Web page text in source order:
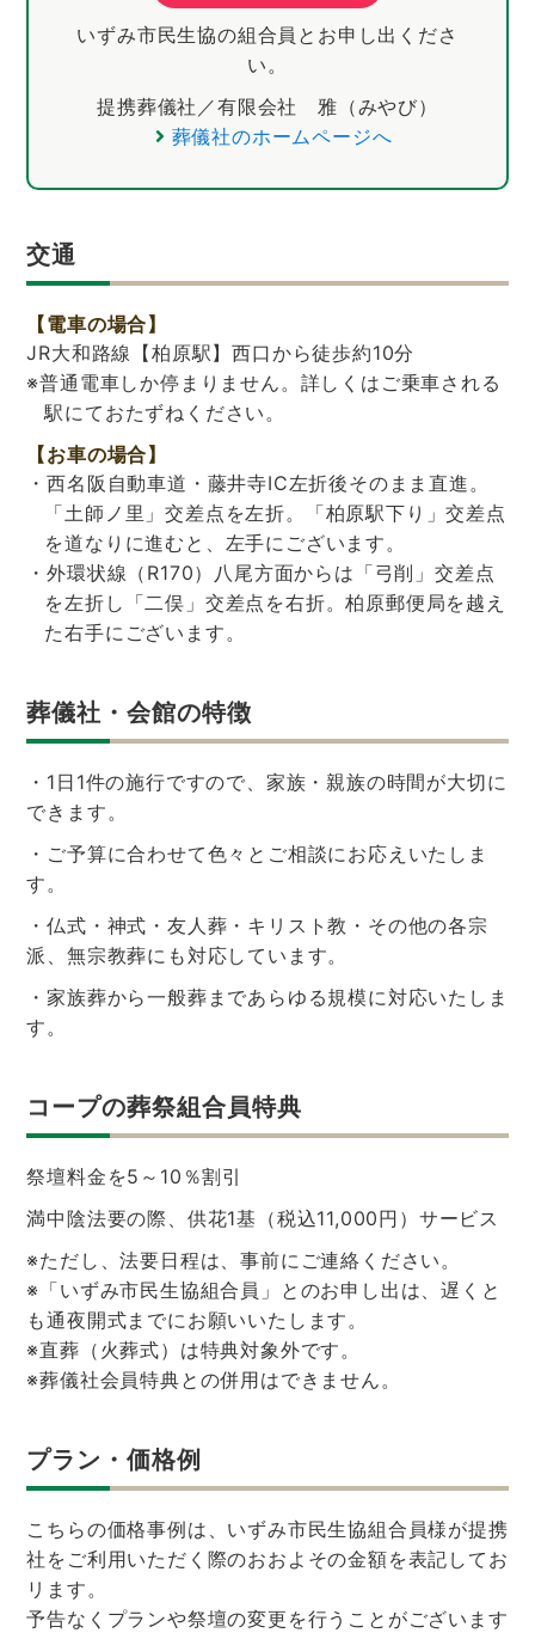
いずみ市民生協の組合員とお申し出くださ
い。
提携葬儀社／有限会社 雅（みやび）
葬儀社のホームページへ
交通
【電車の場合】
JR大和路線【柏原駅】西口から徒歩約10分
※普通電車しか停まりません。詳しくはご乗車される
駅にておたずねください。
【お車の場合】
・西名阪自動車道・藤井寺IC左折後そのまま直進。
「土師ノ里」交差点を左折。「柏原駅下り」交差点
を道なりに進むと、左手にございます。
・外環状線（R170）八尾方面からは「弓削」交差点
を左折し「二俣」交差点を右折。柏原郵便局を越え
た右手にございます。
葬儀社・会館の特徴
・1日1件の施行ですので、家族・親族の時間が大切に
できます。
・ご予算に合わせて色々とご相談にお応えいたしま
す。
・仏式・神式・友人葬・キリスト教・その他の各宗
派、無宗教葬にも対応しています。
・家族葬から一般葬まであらゆる規模に対応いたしま
す。
コープの葬祭組合員特典
祭壇料金を5～10％割引
満中陰法要の際、供花1基（税込11,000円）サービス
※ただし、法要日程は、事前にご連絡ください。
※「いずみ市民生協組合員」とのお申し出は、遅くと
も通夜開式までにお願いいたします。
※直葬（火葬式）は特典対象外です。
※葬儀社会員特典との併用はできません。
プラン・価格例
こちらの価格事例は、いずみ市民生協組合員様が提携
社をご利用いただく際のおおよその金額を表記してお
リます。
予告なくプランや祭壇の変更を行うことがございます